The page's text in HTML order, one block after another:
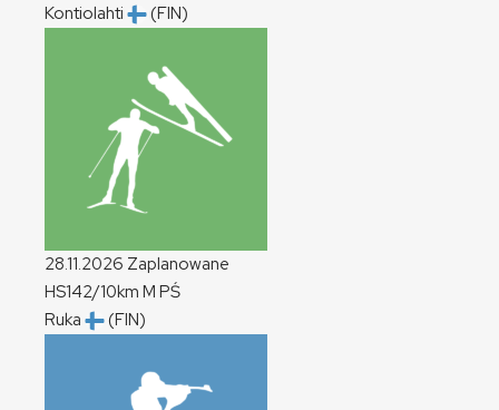
Kontiolahti
(FIN)
28.11.2026 Zaplanowane
HS142/10km M PŚ
Ruka
(FIN)